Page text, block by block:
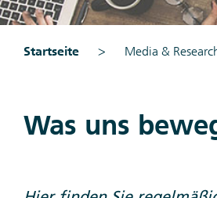
Startseite Media &
Was uns